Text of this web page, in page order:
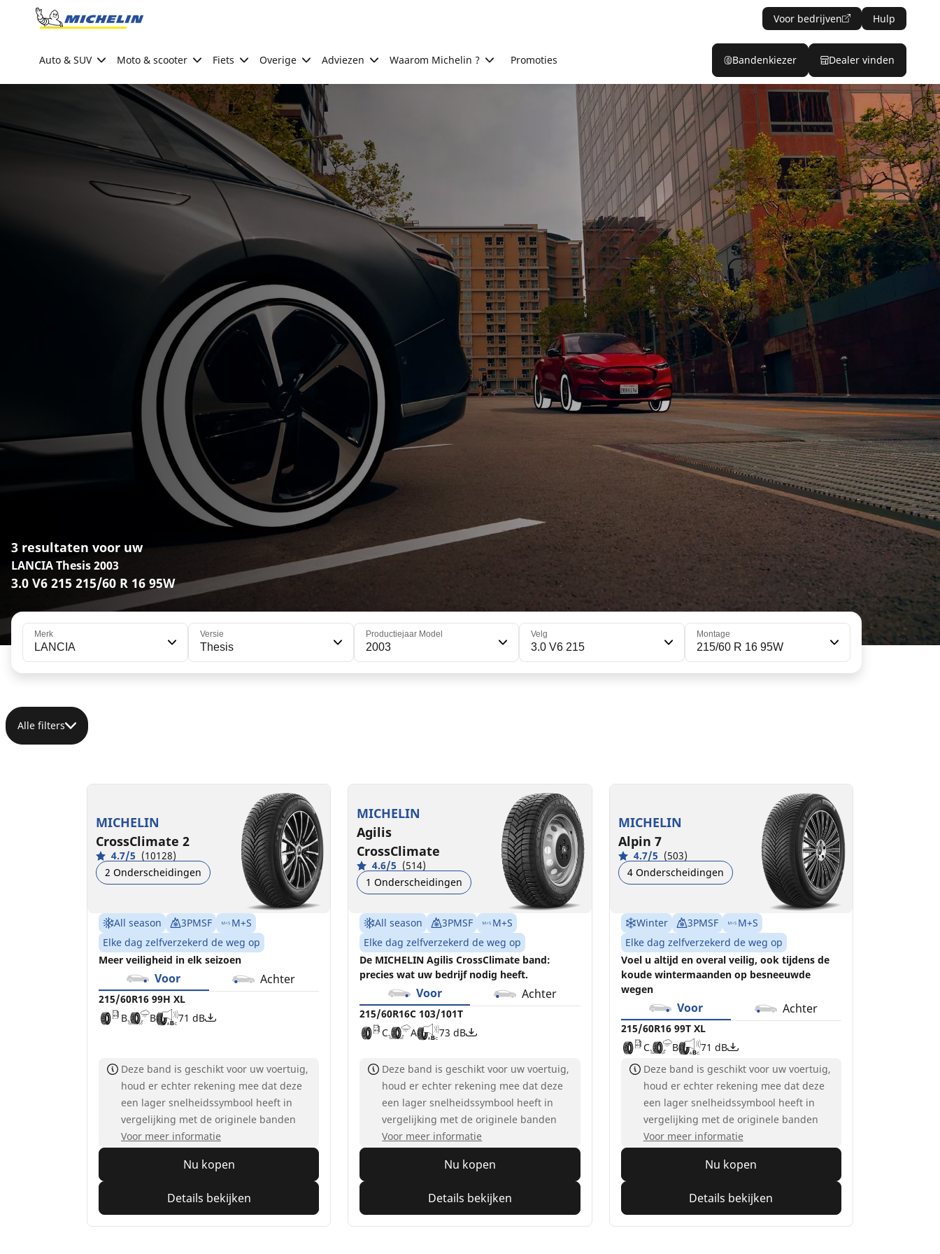
Go to page content
Voor bedrijven Hulp
Auto & SUV Moto & scooter Fiets Overige Adviezen Waarom Michelin ? Promoties Bandenkiezer Dealer vinden
3 resultaten voor uw
LANCIA Thesis 2003
3.0 V6 215 215/60 R 16 95W
Merk
LANCIA
Versie
Thesis
Productiejaar Model
2003
Velg
3.0 V6 215
Montage
215/60 R 16 95W
Alle filters
MICHELIN
CrossClimate 2
4.7/5 (10128)
2 Onderscheidingen
All season 3PMSF
M+S
Elke dag zelfverzekerd de weg op
Meer veiligheid in elk seizoen
Voor Achter
215/60R16 99H XL
B
B 71 dB
Deze band is geschikt voor uw voertuig,
houd er echter rekening mee dat deze
een lager snelheidssymbool heeft in
vergelijking met de originele banden
Voor meer informatie
Nu kopen
Details bekijken
MICHELIN
Agilis
CrossClimate
4.6/5 (514)
1 Onderscheidingen
All season 3PMSF
M+S
Elke dag zelfverzekerd de weg op
De MICHELIN Agilis CrossClimate band:
precies wat uw bedrijf nodig heeft.
Voor Achter
215/60R16C 103/101T
C
A 73 dB
C
A
Deze band is geschikt voor uw voertuig,
houd er echter rekening mee dat deze
een lager snelheidssymbool heeft in
vergelijking met de originele banden
Voor meer informatie
Nu kopen
Details bekijken
MICHELIN
Alpin 7
4.7/5 (503)
4 Onderscheidingen
Winter 3PMSF
M+S
Elke dag zelfverzekerd de weg op
Voel u altijd en overal veilig, ook tijdens de
koude wintermaanden op besneeuwde
wegen
Voor Achter
215/60R16 99T XL
C
B 71 dB
Deze band is geschikt voor uw voertuig,
houd er echter rekening mee dat deze
een lager snelheidssymbool heeft in
vergelijking met de originele banden
Voor meer informatie
Nu kopen
Details bekijken